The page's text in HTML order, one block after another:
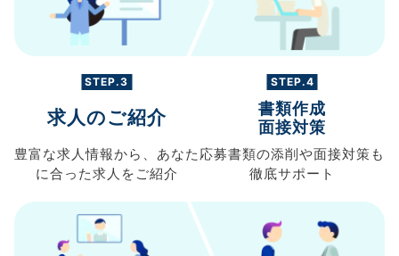
STEP.3
求人のご紹介
豊富な求人情報から、 あなた
に合った求人を ご紹介
STEP.4
書類作成
面接対策
応募書類の添削や面接対策も
徹底サポート